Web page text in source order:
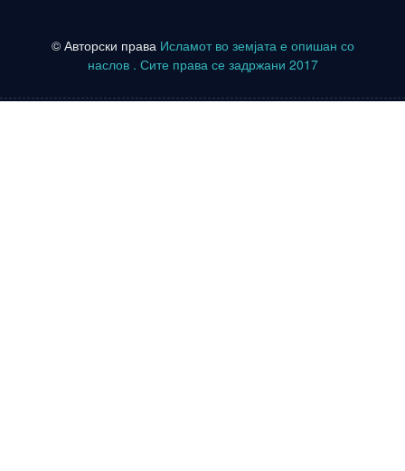
© Авторски права Исламот во земјата е опишан со
наслов . Сите права се задржани 2017